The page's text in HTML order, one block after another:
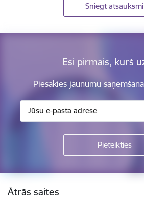
Sniegt atsauksmi
Esi pirmais, kurš
Piesakies jaunumu
Kājene
Ātrās saites